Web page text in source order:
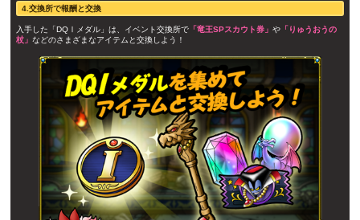
4.交換所で報酬と交換
入手した「DQⅠメダル」は、イベント交換所で 「竜王SPスカウト券」 や 「りゅうおうの
杖」 などのさまざまなアイテムと交換しよう！